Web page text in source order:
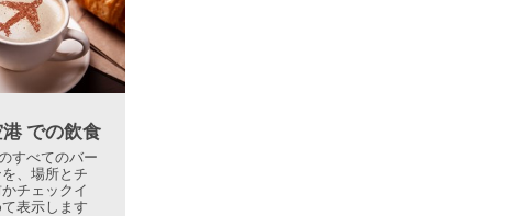
での飲食
すべてのバー
、場所とチ
チェックイ
表示します